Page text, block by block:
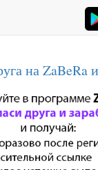
на ZaBeRa